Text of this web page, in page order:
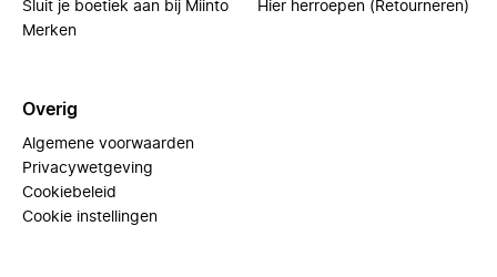
Sluit je boetiek aan bij Miinto
Merken
Hier herroepen (Retourneren)
Overig
Algemene voorwaarden
Privacywetgeving
Cookiebeleid
Cookie instellingen